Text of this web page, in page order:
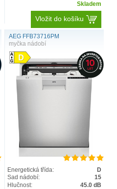
Skladem
Vložit do košíku
AEG FFB73716PM
myčka nádobí
Energetická třída:
D
Sad nádobí:
15
Hlučnost:
45.0 dB